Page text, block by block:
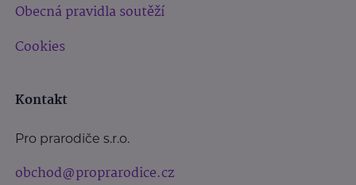
Obecná pravidla soutěží
Cookies
Kontakt
Pro prarodiče s.r.o.
obchod@proprarodice.cz